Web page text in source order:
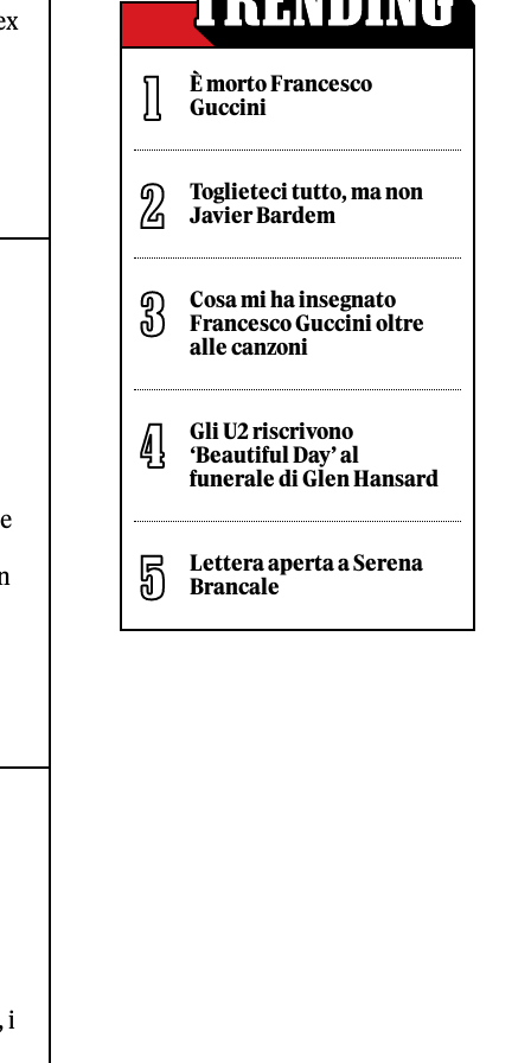
i
È morto Francesco
Guccini
Toglieteci tutto, ma non
Javier Bardem
Cosa mi ha insegnato
Francesco Guccini oltre
alle canzoni
Gli U2 riscrivono
‘Beautiful Day’ al
funerale di Glen Hansard
Lettera aperta a Serena
Brancale